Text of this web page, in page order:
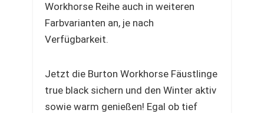
Workhorse Reihe auch in weiteren
Farbvarianten an, je nach
Verfügbarkeit.
Jetzt die Burton Workhorse Fäustlinge
true black sichern und den Winter aktiv
sowie warm genießen! Egal ob tief